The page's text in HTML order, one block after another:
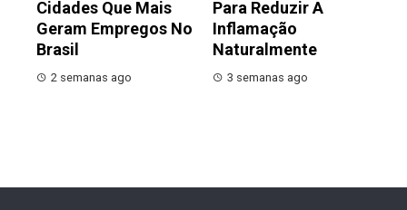
Cidades Que Mais
Geram Empregos No
Brasil
2 semanas ago
Para Reduzir A
Inflamação
Naturalmente
3 semanas ago